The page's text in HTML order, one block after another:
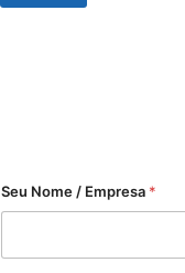
Seu Nome / Empresa *